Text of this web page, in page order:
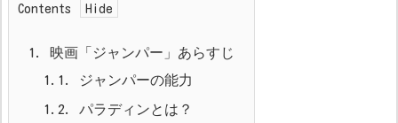
Contents
1. 映画「ジャンパー」あらすじ
1.1. ジャンパーの能力
1.2. パラディンとは？